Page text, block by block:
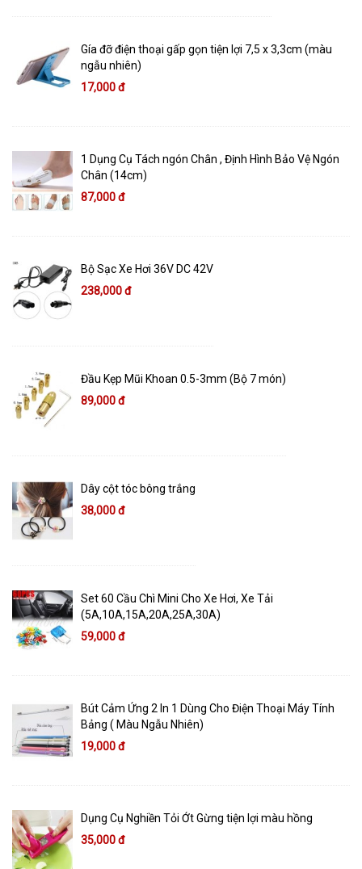
Gía đỡ điện thoại gấp gọn tiện lợi 7,5 x 3,3cm (màu
ngẫu nhiên)
17,000 đ
1 Dụng Cụ Tách ngón Chân , Định Hình Bảo Vệ Ngón
Chân (14cm)
87,000 đ
Bộ Sạc Xe Hơi 36V DC 42V
238,000 đ
Đầu Kẹp Mũi Khoan 0.5-3mm (Bộ 7 món)
89,000 đ
Dây cột tóc bông trắng
38,000 đ
Set 60 Cầu Chì Mini Cho Xe Hơi, Xe Tải
(5A,10A,15A,20A,25A,30A)
59,000 đ
Bút Cảm Ứng 2 In 1 Dùng Cho Điện Thoại Máy Tính
Bảng ( Màu Ngẫu Nhiên)
19,000 đ
Dụng Cụ Nghiền Tỏi Ớt Gừng tiện lợi màu hồng
35,000 đ